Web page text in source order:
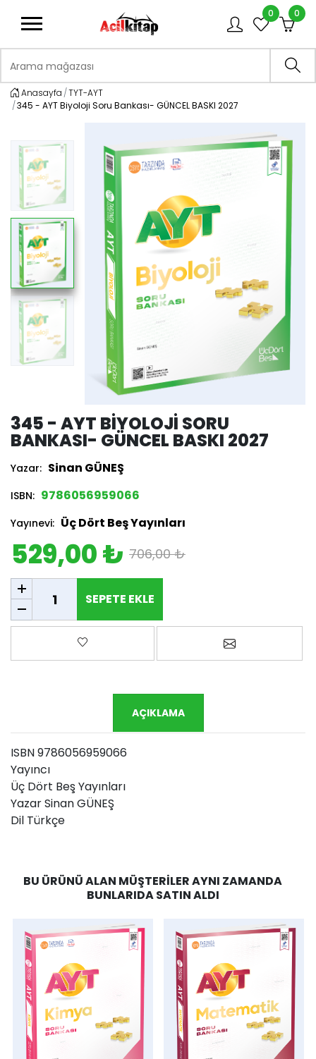
0 0
Anasayfa TYT-AYT
345 - AYT Biyoloji Soru Bankası- GÜNCEL BASKI 2027
345 - AYT BIYOLOJI SORU
BANKASI- GÜNCEL BASKI 2027
Yazar: Sinan GÜNEŞ
ISBN: 9786056959066
Yayınevi: Üç Dört Beş Yayınları
529,00 ₺ 706,00 ₺
SEPETE EKLE
SEPETE EKLE
Favorilere ekle Arkadaşına
AÇIKLAMA
ISBN 9786056959066
Yayıncı
Üç Dört Beş Yayınları
Yazar Sinan GÜNEŞ
Dil Türkçe
BU ÜRÜNÜ ALAN MÜŞTERILER AYNI ZAMANDA
BUNLARIDA SATIN ALDI